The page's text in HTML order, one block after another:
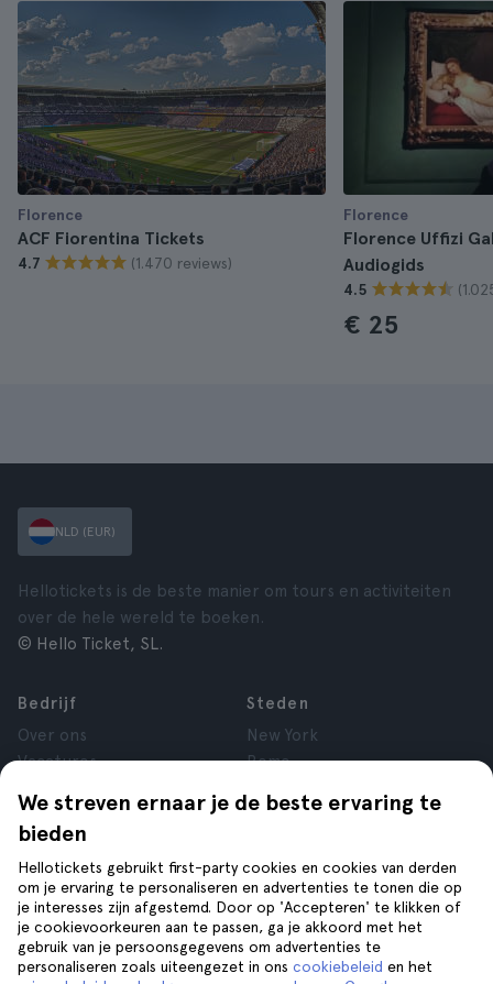
Florence
ACF Fiorentina Tickets
4.7 (1.470 reviews)
Florence
Florence Uffizi
Audiogids
4.5
€ 25
We streven ernaar je de beste ervaring te
bieden
Hellotickets gebruikt first-party cookies en cookies van derden
om je ervaring te personaliseren en advertenties te tonen die op
je interesses zijn afgestemd. Door op 'Accepteren' te klikken of
je cookievoorkeuren aan te passen, ga je akkoord met het
gebruik van je persoonsgegevens om advertenties te
personaliseren zoals uiteengezet in ons cookiebeleid en het
NLD (EUR)
Hellotickets is de beste manier om tours en activiteiten
over de hele wereld te boeken.
© Hello Ticket, SL.
Bedrijf
Over ons
Vacatures
Reviews
Privacy
Voorwaarden
Juridische kennisgeving
Cookies
Steden
New York
Rome
Londen
Krakau
Tenerife
Help Volg ons op